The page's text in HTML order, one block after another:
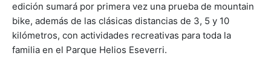
edición sumará por primera vez una prueba de mountain
bike, además de las clásicas distancias de 3, 5 y 10
kilómetros, con actividades recreativas para toda la
familia en el Parque Helios Eseverri.